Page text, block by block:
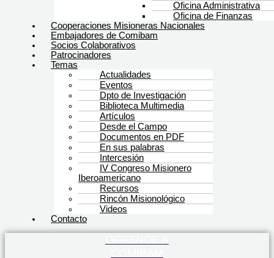
Oficina Administrativa
Oficina de Finanzas
Cooperaciones Misioneras Nacionales
Embajadores de Comibam
Socios Colaborativos
Patrocinadores
Temas
Actualidades
Eventos
Dpto de Investigación
Biblioteca Multimedia
Artículos
Desde el Campo
Documentos en PDF
En sus palabras
Intercesión
IV Congreso Misionero
Iberoamericano
Recursos
Rincón Misionológico
Videos
Contacto